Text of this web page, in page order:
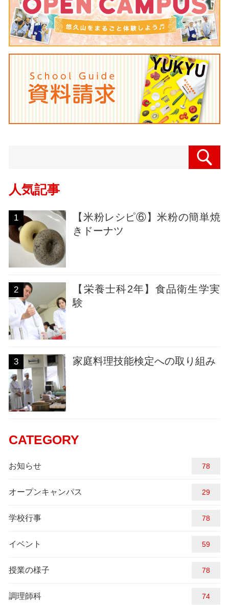
人気記事
1
【米粉レシピ⑥】米粉の簡単焼
きドーナツ
2
【栄養士科2年】食品衛生学実
験
3 家庭料理技能検定への取り組み
CATEGORY
お知らせ 94
オープンキャンパス 29
学校行事 84
イベント 59
授業の様子 94
調理師科 74